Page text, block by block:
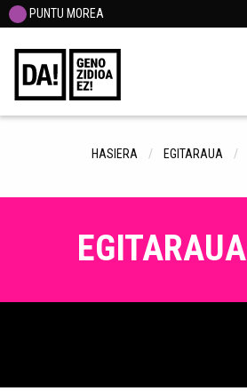
PUNTU MOREA
HASIERA EGITARAUA
EGITARAUA